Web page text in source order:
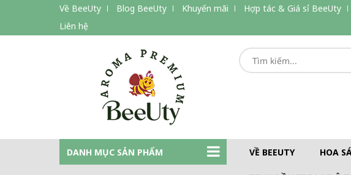
Về BeeUty Blog BeeUty Khuyến mãi
Hợp tác & Giá sỉ BeeUty
Liên hệ
DANH MỤC SẢN PHẨM VỀ BEEUTY HOA